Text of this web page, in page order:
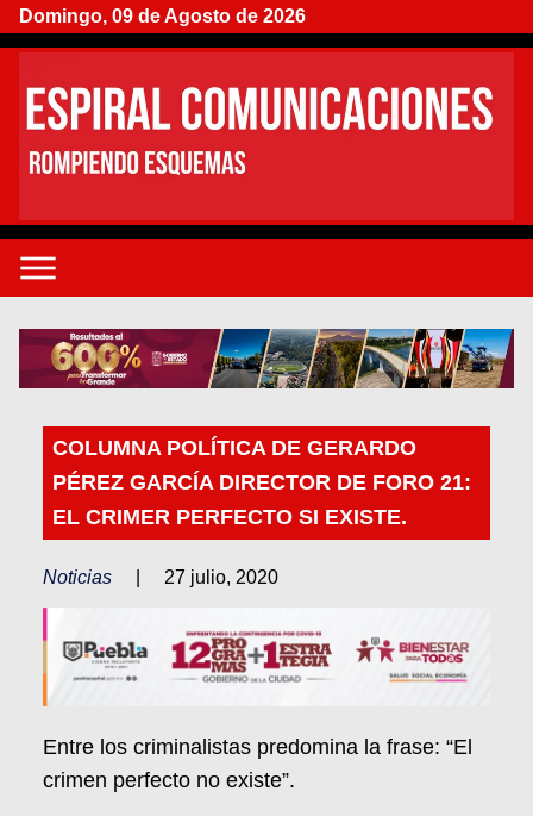
Domingo, 09 de Agosto de 2026
COLUMNA POLÍTICA DE GERARDO
PÉREZ GARCÍA DIRECTOR DE FORO 21:
EL CRIMER PERFECTO SI EXISTE.
Noticias 27 julio, 2020
Entre los criminalistas predomina la frase: “El
crimen perfecto no existe”.